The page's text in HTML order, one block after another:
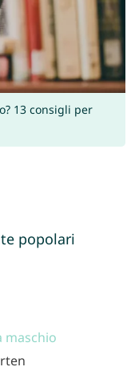
13 consigli per
popolari
maschio